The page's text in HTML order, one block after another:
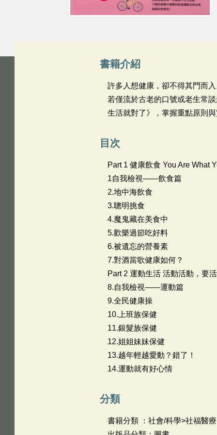
書籍介紹
許多人想健康，卻不得其門而
若僅流於古老的口號或老生常
生活就對了》，掌握重點原則
目次
Part 1 健康飲食 You Are What
1自我檢視——飲食篇
2.地中海飲食
3.聰明挑食
4.魔鬼藏在美食中
5.歡樂過節吃好料
6.被遺忘的營養素
7.對酒當歌健康如何？
Part 2 運動生活 活動活動，要
8.自我檢視——運動篇
9.全民健康操
10.上班族保健
11.銀髮族保健
12.姐姐妹妹保健
13.越年輕越愛動？錯了！
14.運動就有好心情
分類
書籍分類 ：社會/科學>社福醫療